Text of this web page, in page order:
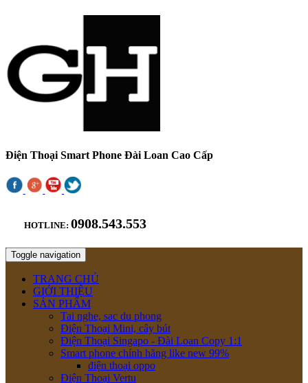
Điện Thoại Smart Phone Đài Loan Cao Cấp
HOTLINE:0908.543.553
Toggle navigation
TRANG CHỦ
GIỚI THIỆU
SẢN PHẨM
Tai nghe, sac du phong
Điện Thoại Mini, cây bút
Điện Thoại Singapo - Đài Loan Copy 1:1
Smart phone chính hãng like new 99%
điện thoại oppo
Điện Thoại Vertu